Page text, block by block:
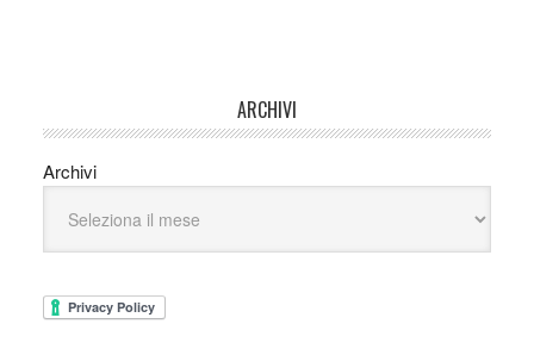
ARCHIVI
Archivi